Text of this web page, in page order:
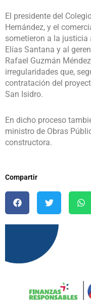
El presidente del
Hernández, y el
sometieron a la justicia
Elías Santana y al
Rafael Guzmán
irregularidades que,
contratación del
San Isidro.
En dicho proceso
ministro de Obras
constructora.
Compartir